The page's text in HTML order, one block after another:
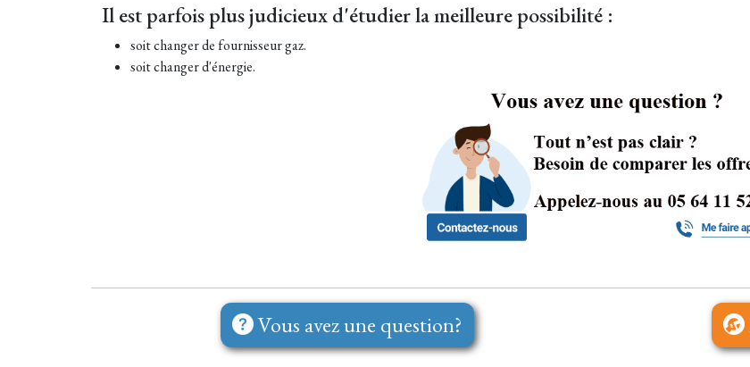
Il est parfois plus judicieux d'étudier la meilleure possibilité :
soit changer de fournisseur gaz.
soit changer d'énergie.
Vous avez une question?